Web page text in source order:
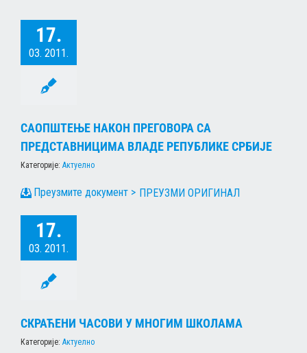
17.
03. 2011.
САОПШТЕЊЕ НАКОН ПРЕГОВОРА СА
ПРЕДСТАВНИЦИМА ВЛАДЕ РЕПУБЛИКЕ СРБИЈЕ
Категорије: Актуелно
ПРЕУЗМИ ОРИГИНАЛ
17.
03. 2011.
СКРАЋЕНИ ЧАСОВИ У МНОГИМ ШКОЛАМА
Категорије: Актуелно